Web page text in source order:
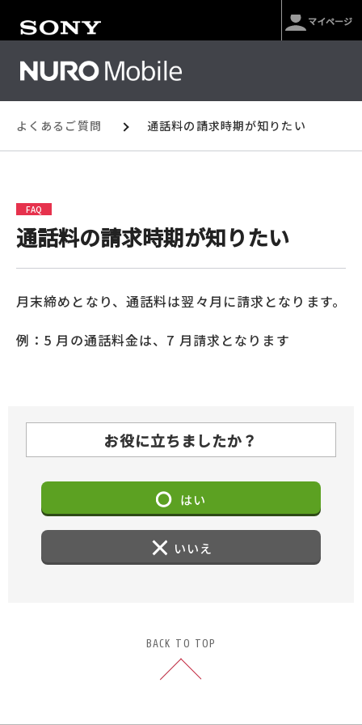
マイページ
よくあるご質問 通話料の請求時期が知りたい
FAQ
通話料の請求時期が知りたい
月末締めとなり、通話料は翌々月に請求となります。
例：5 月の通話料金は、7 月請求となります
お役に立ちましたか？
はい
いいえ
BACK TO TOP